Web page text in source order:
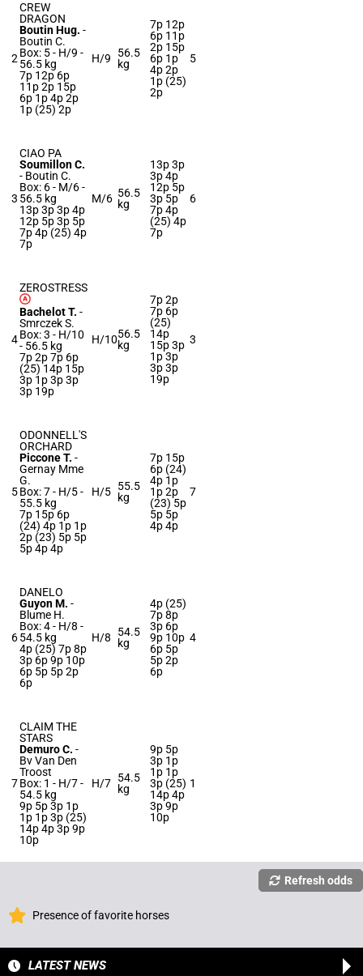
2
CREW
DRAGON
Boutin Hug. -
Boutin C.
Box: 5 - H/9 -
56.5 kg
7p 12p 6p
11p 2p 15p
6p 1p 4p 2p
1p (25) 2p
H/9
56.5
kg
7p 12p
6p 11p
2p 15p
6p 1p
4p 2p
1p (25)
2p
5
3
CIAO PA
Soumillon C.
- Boutin C.
Box: 6 - M/6 -
56.5 kg
13p 3p 3p 4p
12p 5p 3p 5p
7p 4p (25) 4p
7p
M/6 56.5
kg
13p 3p
3p 4p
12p 5p
3p 5p
7p 4p
(25) 4p
7p
6
4
ZEROSTRESS
Bachelot T. -
Smrczek S.
Box: 3 - H/10
- 56.5 kg
7p 2p 7p 6p
(25) 14p 15p
3p 1p 3p 3p
3p 19p
H/1056.5
kg
7p 2p
7p 6p
(25)
14p
15p 3p
1p 3p
3p 3p
19p
3
5
ODONNELL'S
ORCHARD
Piccone T. -
Gernay Mme
G.
Box: 7 - H/5 -
55.5 kg
7p 15p 6p
(24) 4p 1p 1p
2p (23) 5p 5p
5p 4p 4p
H/5 55.5
kg
7p 15p
6p (24)
4p 1p
1p 2p
(23) 5p
5p 5p
4p 4p
7
6
DANELO
Guyon M. -
Blume H.
Box: 4 - H/8 -
54.5 kg
4p (25) 7p 8p
3p 6p 9p 10p
6p 5p 5p 2p
6p
H/8
54.5
kg
4p (25)
7p 8p
3p 6p
9p 10p
6p 5p
5p 2p
6p
4
7
CLAIM THE
STARS
Demuro C. -
Bv Van Den
Troost
Box: 1 - H/7 -
54.5 kg
9p 5p 3p 1p
1p 1p 3p (25)
14p 4p 3p 9p
10p
H/7 54.5
kg
9p 5p
3p 1p
1p 1p
3p (25)
14p 4p
3p 9p
10p
1
Refresh odds
Presence of favorite horses
LATEST NEWS